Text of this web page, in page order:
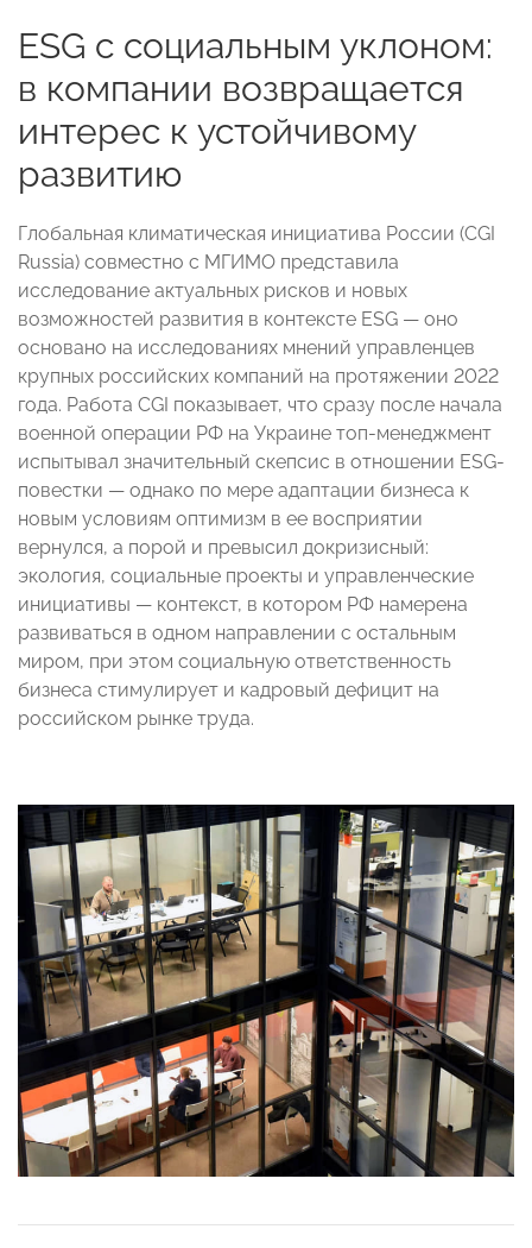
ESG с социальным уклоном:
в компании возвращается
интерес к устойчивому
развитию
Глобальная климатическая инициатива России (CGI
Russia) совместно с МГИМО представила
исследование актуальных рисков и новых
возможностей развития в контексте ESG — оно
основано на исследованиях мнений управленцев
крупных российских компаний на протяжении 2022
года. Работа CGI показывает, что сразу после начала
военной операции РФ на Украине топ-менеджмент
испытывал значительный скепсис в отношении ESG-
повестки — однако по мере адаптации бизнеса к
новым условиям оптимизм в ее восприятии
вернулся, а порой и превысил докризисный:
экология, социальные проекты и управленческие
инициативы — контекст, в котором РФ намерена
развиваться в одном направлении с остальным
миром, при этом социальную ответственность
бизнеса стимулирует и кадровый дефицит на
российском рынке труда.